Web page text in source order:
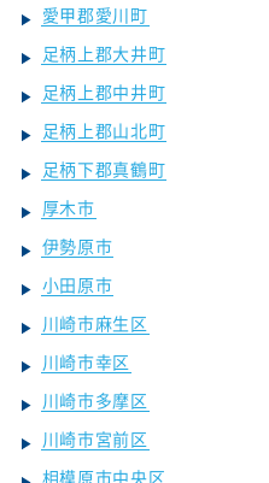
愛甲郡愛川町
足柄上郡大井町
足柄上郡中井町
足柄上郡山北町
足柄下郡真鶴町
厚木市
伊勢原市
小田原市
川崎市麻生区
川崎市幸区
川崎市多摩区
川崎市宮前区
相模原市中央区